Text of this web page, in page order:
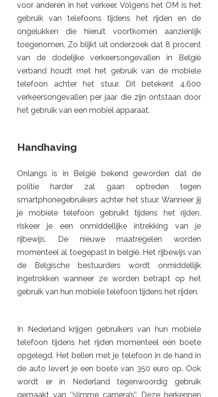
voor anderen in het verkeer. Volgens het OM is het
gebruik van telefoons tijdens het rijden en de
ongelukken die hieruit voortkomen aanzienlijk
toegenomen. Zo blijkt uit onderzoek dat 8 procent
van de dodelijke verkeersongevallen in België
verband houdt met het gebruik van de mobiele
telefoon achter het stuur. Dit betekent 4.600
verkeersongevallen per jaar die zijn ontstaan door
het gebruik van een mobiel apparaat.
Handhaving
Onlangs is in België bekend geworden dat de
politie harder zal gaan optreden tegen
smartphonegebruikers achter het stuur. Wanneer jij
je mobiele telefoon gebruikt tijdens het rijden,
riskeer je een onmiddellijke intrekking van je
rijbewijs. De nieuwe maatregelen worden
momenteel al toegepast in belgië. Het rijbewijs van
de Belgische bestuurders wordt onmiddellijk
ingetrokken wanneer ze worden betrapt op het
gebruik van hun mobiele telefoon tijdens het rijden.
In Nederland krijgen gebruikers van hun mobiele
telefoon tijdens het rijden momenteel een boete
opgelegd. Het bellen met je telefoon in de hand in
de auto levert je een boete van 350 euro op. Ook
wordt er in Nederland tegenwoordig gebruik
gemaakt van ‘’slimme camera’s’’. Deze herkennen